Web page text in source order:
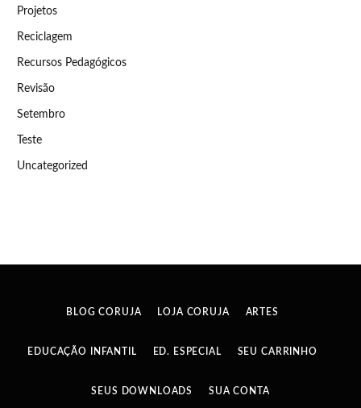
Projetos
Reciclagem
Recursos Pedagógicos
Revisão
Setembro
Teste
Uncategorized
BLOG CORUJA LOJA CORUJA ARTES
EDUCAÇÃO INFANTIL ED. ESPECIAL SEU CARRINHO
SEUS DOWNLOADS SUA CONTA